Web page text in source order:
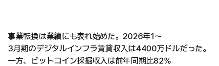
事業転換は業績にも表れ始めた。2026年1〜
3月期のデジタルインフラ賃貸収入は4400万ドルだった。
一方、ビットコイン採掘収入は前年同期比82%